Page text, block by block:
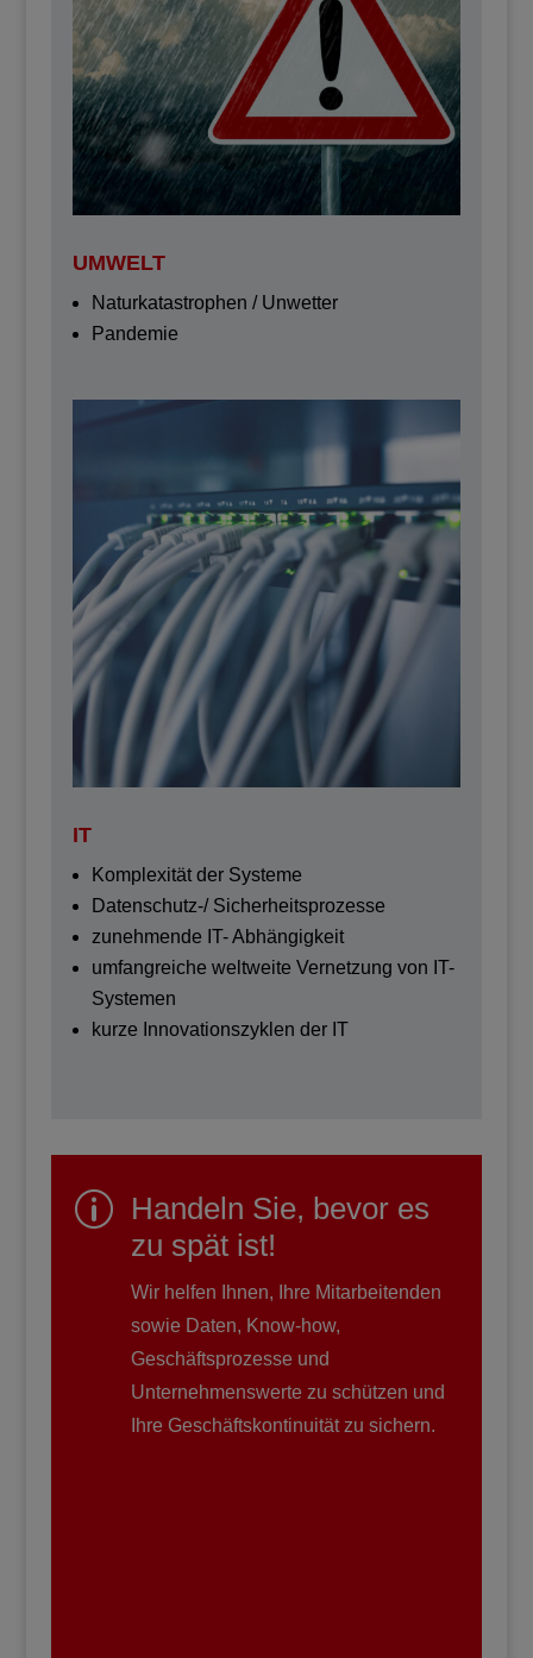
UMWELT
Naturkatastrophen / Unwetter
Pandemie
IT
Komplexität der Systeme
Datenschutz-/ Sicherheitsprozesse
zunehmende IT- Abhängigkeit
umfangreiche weltweite Vernetzung von IT-
Systemen
kurze Innovationszyklen der IT
p Handeln Sie, bevor es
zu spät ist!
Wir helfen Ihnen, Ihre Mitarbeitenden
sowie Daten, Know-how,
Geschäftsprozesse und
Unternehmenswerte zu schützen und
Ihre Geschäftskontinuität zu sichern.